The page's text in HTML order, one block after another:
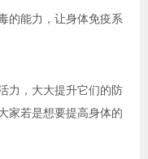
的能力，让身体免疫系
力，大大提升它们的防
家若是想要提高身体的